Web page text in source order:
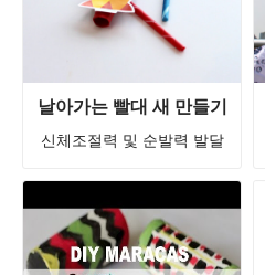
날아가는 빨대 새 만들기
신체조절력 및 순발력 발달